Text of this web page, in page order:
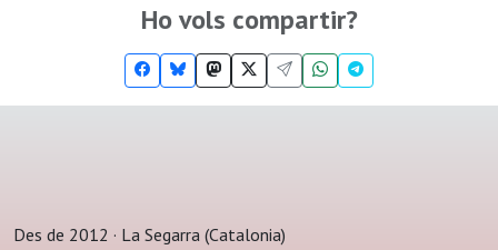
Ho vols compartir?
Des de 2012 · La Segarra (Catalonia)